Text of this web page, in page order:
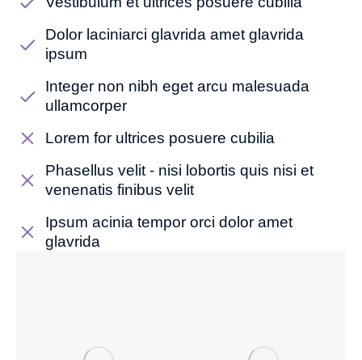
Dolor laciniarci glavrida amet glavrida
ipsum
Integer non nibh eget arcu malesuada
ullamcorper
Lorem for ultrices posuere cubilia
Phasellus velit - nisi lobortis quis nisi et
venenatis finibus velit
Ipsum acinia tempor orci dolor amet
glavrida